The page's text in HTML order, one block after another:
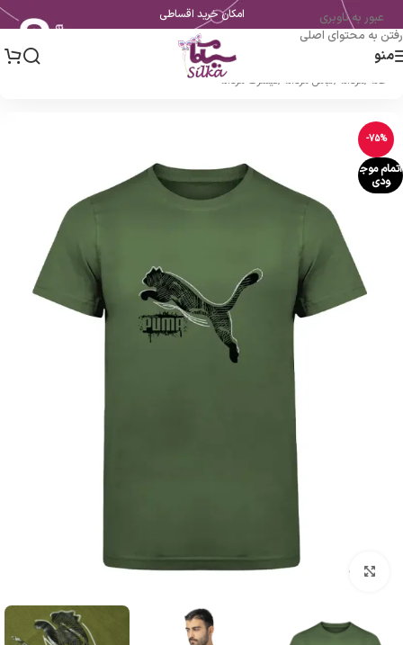
عبور به ناوبری
رفتن به محتوای اصلی
امکان خرید اقساطی
منو
خانه /مردانه /لباس مردانه /تیشرت مردانه
-75%
اتمام موج
ودی
بزرگنمایی تصویر